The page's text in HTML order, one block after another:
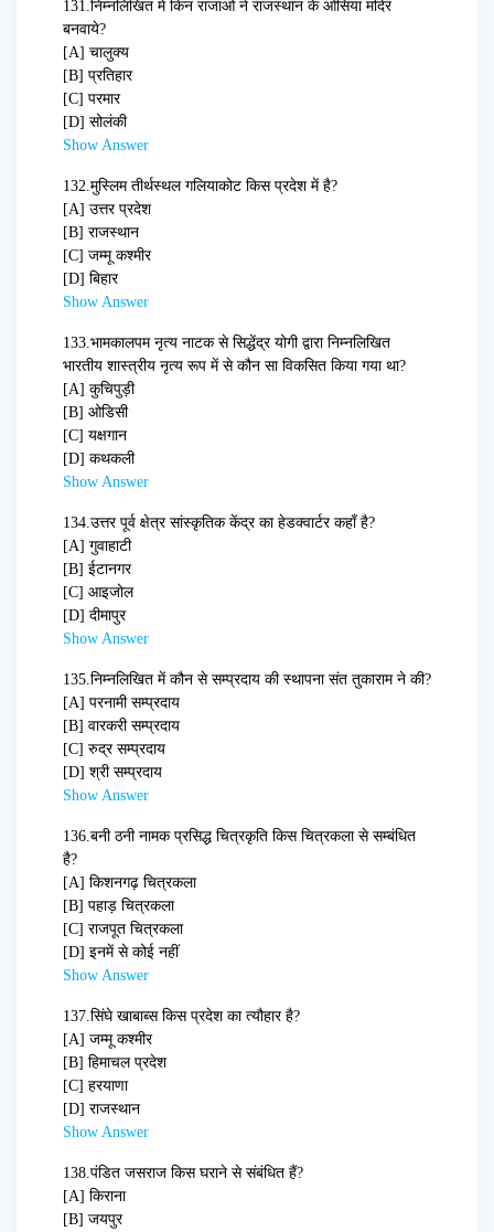
131. निम्नलिखित में किन राजाओं ने राजस्थान के ओसियां मंदिर
बनवाये?
[A] चालुक्य
[B] प्रतिहार
[C] परमार
[D] सोलंकी
Show Answer
132. मुस्लिम तीर्थस्थल गलियाकोट किस प्रदेश में है?
[A] उत्तर प्रदेश
[B] राजस्थान
[C] जम्मू कश्मीर
[D] बिहार
Show Answer
133. भामकालपम नृत्य नाटक से सिद्धेंद्र योगी द्वारा निम्नलिखित
भारतीय शास्त्रीय नृत्य रूप में से कौन सा विकसित किया गया था?
[A] कुचिपुड़ी
[B] ओडिसी
[C] यक्षगान
[D] कथकली
Show Answer
134. उत्तर पूर्व क्षेत्र सांस्कृतिक केंद्र का हेडक्वार्टर कहाँ है?
[A] गुवाहाटी
[B] ईटानगर
[C] आइजोल
[D] दीमापुर
Show Answer
135. निम्नलिखित में कौन से सम्प्रदाय की स्थापना संत तुकाराम ने की?
[A] परनामी सम्प्रदाय
[B] वारकरी सम्प्रदाय
[C] रुद्र सम्प्रदाय
[D] श्री सम्प्रदाय
Show Answer
136. बनी ठनी नामक प्रसिद्ध चित्रकृति किस चित्रकला से सम्बंधित
है?
[A] किशनगढ़ चित्रकला
[B] पहाड़ चित्रकला
[C] राजपूत चित्रकला
[D] इनमें से कोई नहीं
Show Answer
137. सिंघे खाबाब्स किस प्रदेश का त्यौहार है?
[A] जम्मू कश्मीर
[B] हिमाचल प्रदेश
[C] हरयाणा
[D] राजस्थान
Show Answer
138. पंडित जसराज किस घराने से संबंधित हैं?
[A] किराना
[B] जयपुर